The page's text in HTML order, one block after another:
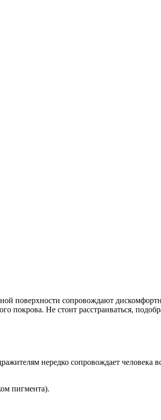
поверхности сопровождают
Не стоит расстраиваться,
нередко сопровождает человека
пигмента).